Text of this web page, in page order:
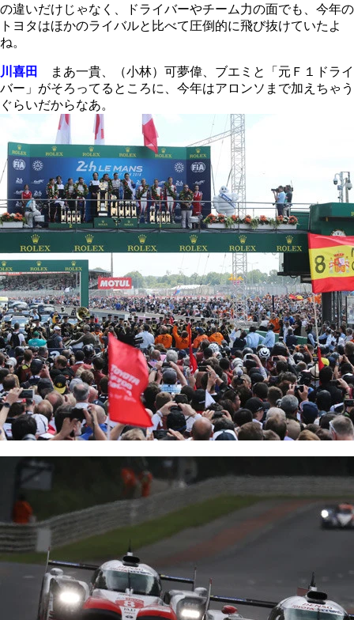
の違いだけじゃなく、ドライバーやチーム力の面でも、今年の
トヨタはほかのライバルと比べて圧倒的に飛び抜けていたよ
ね。
川喜田
まあ一貴、（小林）可夢偉、ブエミと「元Ｆ１ドライ
バー」がそろってるところに、今年はアロンソまで加えちゃう
ぐらいだからなあ。